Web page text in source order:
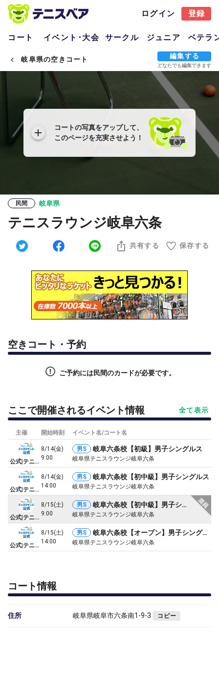
ログイン 登録
コート イベント･大会 サークル ジュニア ベテラ
岐阜県の空きコート 編集する
どなたでも編集できます
コートの写真をアップして、
このページを充実させよう！
民間 岐阜県
テニスラウンジ岐阜六条
共有する 保存する
空きコート・予約
ご予約には民間のカードが必要です。
ここで開催されるイベント情報 全て表示
主催 開始時刻 イベント名/コート名
公式|テニスラウンジ試合イベント
8/14(金)
9:00
男S 岐阜六条校【初級】男子シングルス
岐阜県テニスラウンジ岐阜六条
公式|テニスラウンジ試合イベント
8/14(金)
14:00
男S 岐阜六条校【初中級】男子シングルス
岐阜県テニスラウンジ岐阜六条
公式|テニスラウンジ試合イベント
8/15(土)
9:00
男S 岐阜六条校【初中級】男子シングルス
岐阜県テニスラウンジ岐阜六条
公式|テニスラウンジ試合イベント
8/15(土)
14:00
男S 岐阜六条校【オープン】男子シングルス
岐阜県テニスラウンジ岐阜六条
コート情報
住所 岐阜県岐阜市六条南1-9-3 コピー